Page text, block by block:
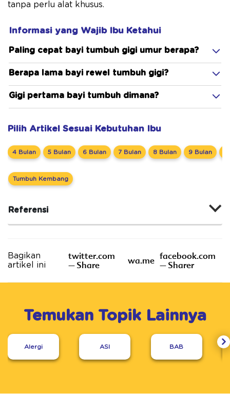
tanpa perlu alat khusus.
Informasi yang Wajib Ibu Ketahui
Paling cepat bayi tumbuh gigi umur berapa?
Berapa lama bayi rewel tumbuh gigi?
Gigi pertama bayi tumbuh dimana?
Pilih Artikel Sesuai Kebutuhan Ibu
4 Bulan 5 Bulan 6 Bulan 7 Bulan 8 Bulan 9 Bulan
Tumbuh Kembang
Referensi
Bagikan
artikel ini
twitter.com
– Share
wa.me facebook.com
– Sharer
Temukan Topik Lainnya
Alergi ASI BAB